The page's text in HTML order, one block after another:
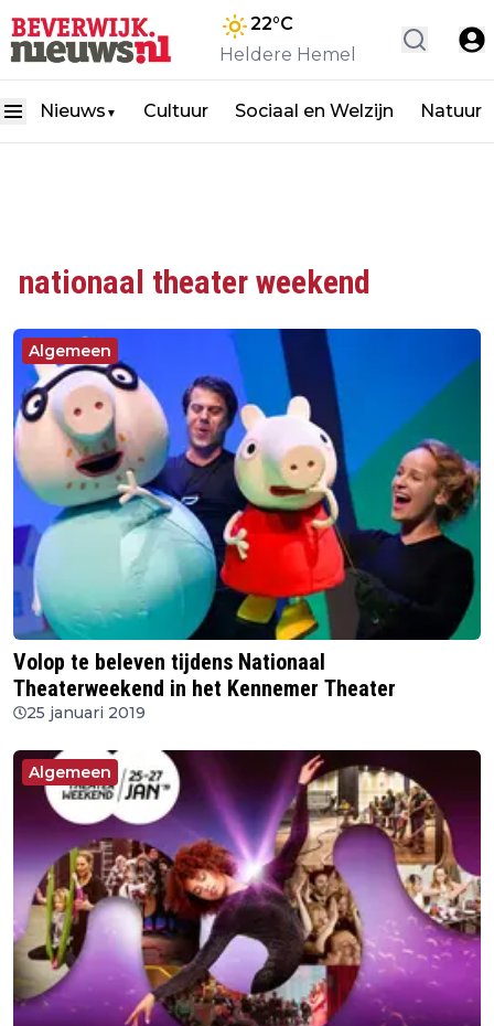
22°C
Heldere Hemel
Nieuws ▼ Cultuur Sociaal en Welzijn Natuur
nationaal theater weekend
Algemeen
Volop te beleven tijdens Nationaal
Theaterweekend in het Kennemer Theater
25 januari 2019
Algemeen